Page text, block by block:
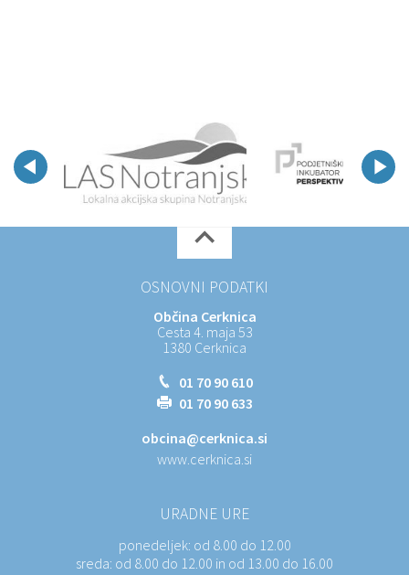
OSNOVNI PODATKI
Občina Cerknica
Cesta 4. maja 53
1380 Cerknica
01 70 90 610
01 70 90 633
obcina@cerknica.si
www.cerknica.si
URADNE URE
ponedeljek: od 8.00 do 12.00
sreda: od 8.00 do 12.00 in od 13.00 do 16.00